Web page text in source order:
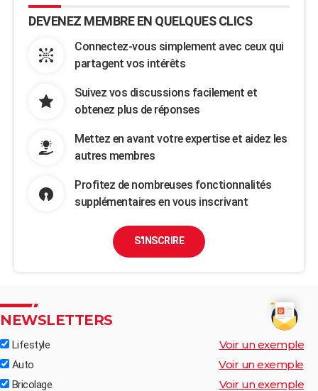
DEVENEZ MEMBRE EN QUELQUES CLICS
Connectez-vous simplement avec ceux qui
partagent vos intérêts
Suivez vos discussions facilement et
obtenez plus de réponses
Mettez en avant votre expertise et aidez les
autres membres
Profitez de nombreuses fonctionnalités
supplémentaires en vous inscrivant
S'INSCRIRE
NEWSLETTERS
Lifestyle Voir un exemple
Auto Voir un exemple
Bricolage Voir un exemple